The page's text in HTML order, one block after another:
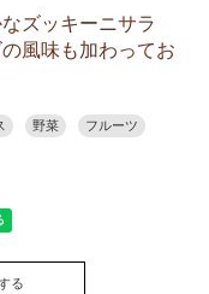
ズッキーニサラ
風味も加わってお
野菜 フルーツ
る